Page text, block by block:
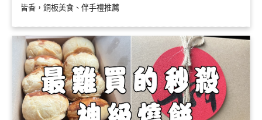
皆香，銅板美食、伴手禮推薦